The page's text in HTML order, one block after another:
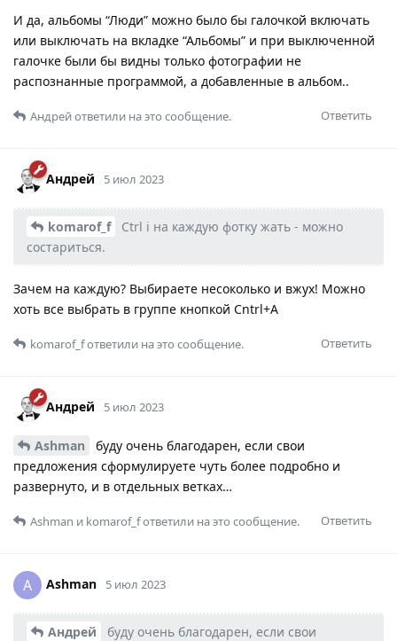
И да, альбомы “Люди” можно было бы галочкой включать
или выключать на вкладке “Альбомы” и при выключенной
галочке были бы видны только фотографии не
распознанные программой, а добавленные в альбом..
Ответить
Андрейответили на это сообщение.
Андрей 5 июл 2023
komarof_f
Ctrl i на каждую фотку жать - можно
состариться.
Зачем на каждую? Выбираете несоколько и вжух! Можно
хоть все выбрать в группе кнопкой Cntrl+A
Ответить
komarof_fответили на это сообщение.
Андрей 5 июл 2023
Ashman
буду очень благодарен, если свои
предложения сформулируете чуть более подробно и
развернуто, и в отдельных ветках…
Ответить
Ashman и komarof_fответили на это сообщение.
A Ashman 5 июл 2023
Андрей
буду очень благодарен, если свои